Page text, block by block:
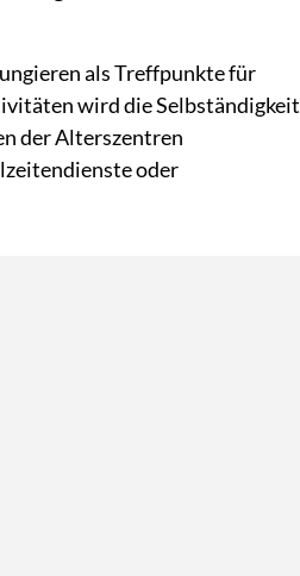
als Treffpunkte für
wird die Selbständigkeit
der Alterszentren
oder